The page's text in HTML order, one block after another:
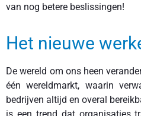
van nog betere beslissingen!
Het nieuwe
De wereld om ons heen
één wereldmarkt, waarin
bedrijven altijd en overal